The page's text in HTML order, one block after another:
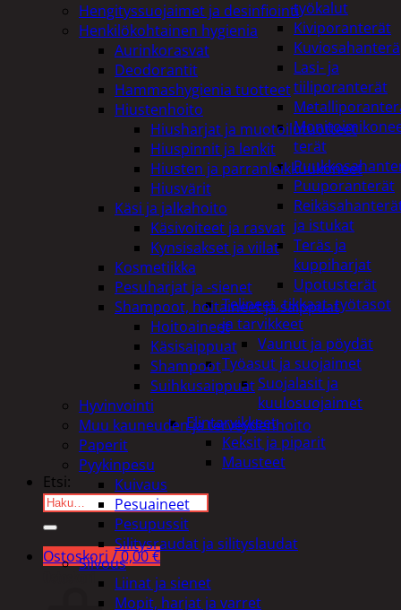
työkalut
Kiviporanterät
Kuviosahanterä
Lasi- ja
tiiliporanterät
terät
Puuporanterät
ja istukat
Teräs ja
kuppiharjat
Upotusterät
Telineet, tikkaat, työtasot
ja tarvikkeet
Vaunut ja pöydät
Työasut ja suojaimet
Suojalasit ja
kuulosuojaimet
Elintarvikkeet
Keksit ja piparit
Mausteet
Etsi:
Ostoskori /0,00€
Ostoskori
Hengityssuojaimet ja desinfiointi
Henkilökohtainen hygienia
Aurinkorasvat
Deodorantit
Hammashygienia tuotteet
Hiustenhoito
Hiusharjat ja muotoilutuotteet
Hiuspinnit ja lenkit
Hiusten ja parranleikkuukoneet
Hiusvärit
Käsi ja jalkahoito
Käsivoiteet ja rasvat
Kynsisakset ja viilat
Kosmetiikka
Pesuharjat ja -sienet
Shampoot, hoitaineet ja saippuat
Hoitoaineet
Käsisaippuat
Shampoot
Suihkusaippuat
Hyvinvointi
Muu kauneuden ja terveydenhoito
Paperit
Pyykinpesu
Kuivaus
Pesuaineet
Pesupussit
Silitysraudat ja silityslaudat
Siivous
Liinat ja sienet
Mopit, harjat ja varret